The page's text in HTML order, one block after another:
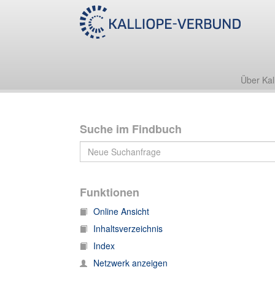
Über
Suche im Findbuch
Funktionen
Online Ansicht
Inhaltsverzeichnis
Index
Netzwerk anzeigen
Nachlass Ernst Hölder